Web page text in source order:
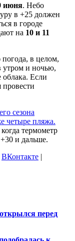
июня. Небо
в +25 должен
в городе
на 10 и 11
погода, в целом,
утром и ночью,
облака. Если
провести
сезона
четыре пляжа.
термометр
и дальше.
ВКонтакте |
перед